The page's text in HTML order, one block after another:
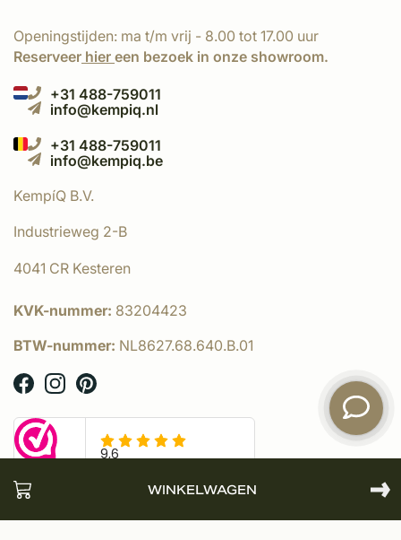
WINKELWAGEN
Openingstijden: ma t/m vrij - 8.00 tot 17.00 uur
Reserveer hier een bezoek in onze showroom.
+31 488-759011
info@kempiq.nl
+31 488-759011
info@kempiq.be
KempíQ B.V.
Industrieweg 2-B
4041 CR Kesteren
KVK-nummer: 83204423
BTW-nummer: NL8627.68.640.B.01